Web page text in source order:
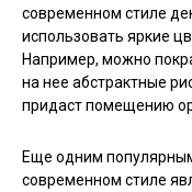
современном стиле
использовать яркие
Например, можно
на нее абстрактные
придаст помещению
Еще одним
современном стиле